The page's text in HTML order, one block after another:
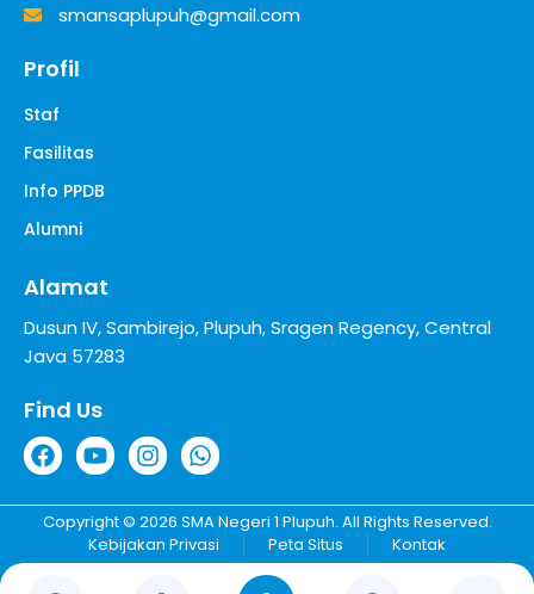
smansaplupuh@gmail.com
Profil
Staf
Fasilitas
Info PPDB
Alumni
Alamat
Dusun IV, Sambirejo, Plupuh, Sragen Regency, Central
Java 57283
Find Us
Copyright © 2026 SMA Negeri 1 Plupuh. All Rights Reserved.
Kebijakan Privasi
Peta Situs Kontak